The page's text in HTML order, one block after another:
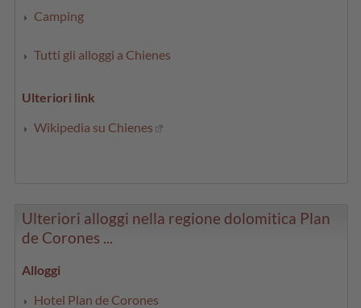
Camping
Tutti gli alloggi a Chienes
Ulteriori link
Wikipedia su Chienes
Ulteriori alloggi nella regione dolomitica Plan
de Corones ...
Alloggi
Hotel Plan de Corones